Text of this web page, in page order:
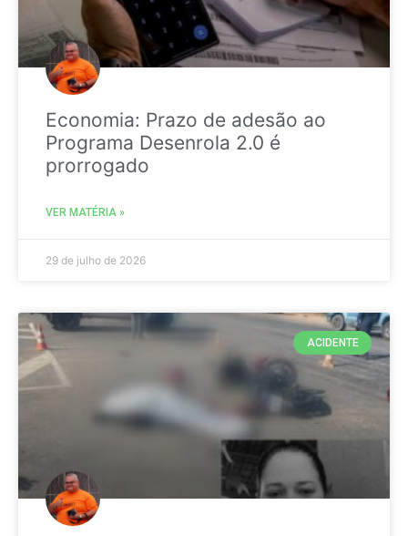
Economia: Prazo de adesão ao
Programa Desenrola 2.0 é
prorrogado
VER MATÉRIA »
29 de julho de 2026
ACIDENTE